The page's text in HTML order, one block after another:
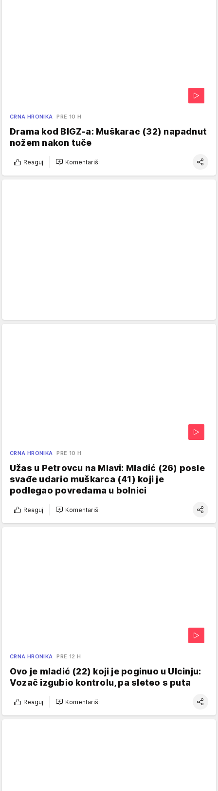
CRNA HRONIKA PRE 10 H
Drama kod BIGZ-a: Muškarac (32) napadnut
nožem nakon tuče
Reaguj Komentariši
CRNA HRONIKA PRE 10 H
Užas u Petrovcu na Mlavi: Mladić (26) posle
svađe udario muškarca (41) koji je
podlegao povredama u bolnici
Reaguj Komentariši
CRNA HRONIKA PRE 12 H
Ovo je mladić (22) koji je poginuo u Ulcinju:
Vozač izgubio kontrolu, pa sleteo s puta
Reaguj Komentariši